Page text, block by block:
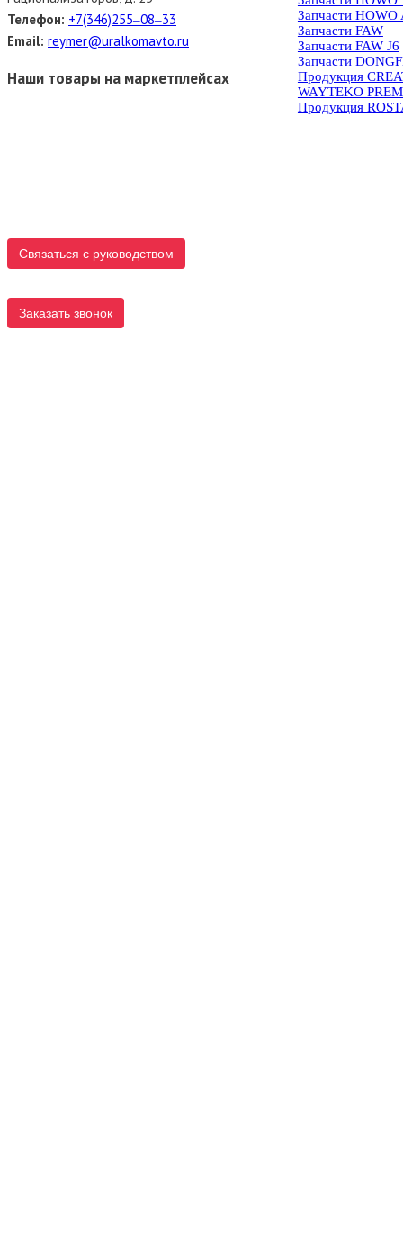
Телефон: +7(346)255‒08‒33
Email: reymer@uralkomavto.ru
Наши товары на маркетплейсах
Связаться с руководством
Заказать звонок
Запчасти HOWO
Запчасти FAW
Запчасти FAW J6
Запчасти
Продукция
WAYTEKO
Продукция